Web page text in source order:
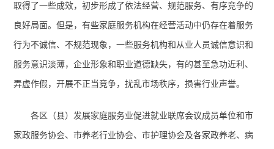
取得了一些成效，初步形成了依法经营、规范服务、有序竞争的
良好局面。但是，有些家庭服务机构在经营活动中仍存在着服务
行为不诚信、不规范现象，一些服务机构和从业人员诚信意识和
服务意识淡薄，企业形象和职业道德缺失，有的甚至急功近利、
弄虚作假，开展不正当竞争，扰乱市场秩序，损害行业声誉。
各区（县）发展家庭服务业促进就业联席会议成员单位和市
家政服务协会、市养老行业协会、市护理协会及各家政养老、病